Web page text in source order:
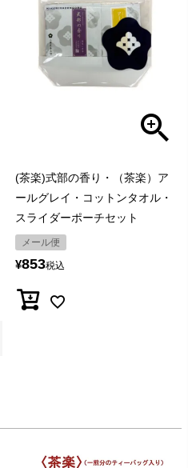
(茶楽)式部の香り・（茶楽）ア
ールグレイ・コットンタオル・
スライダーポーチセット
メール便
¥853税込